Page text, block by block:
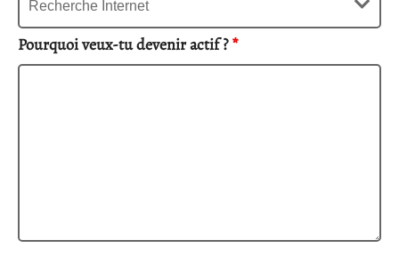
Pourquoi veux-tu devenir actif ?*